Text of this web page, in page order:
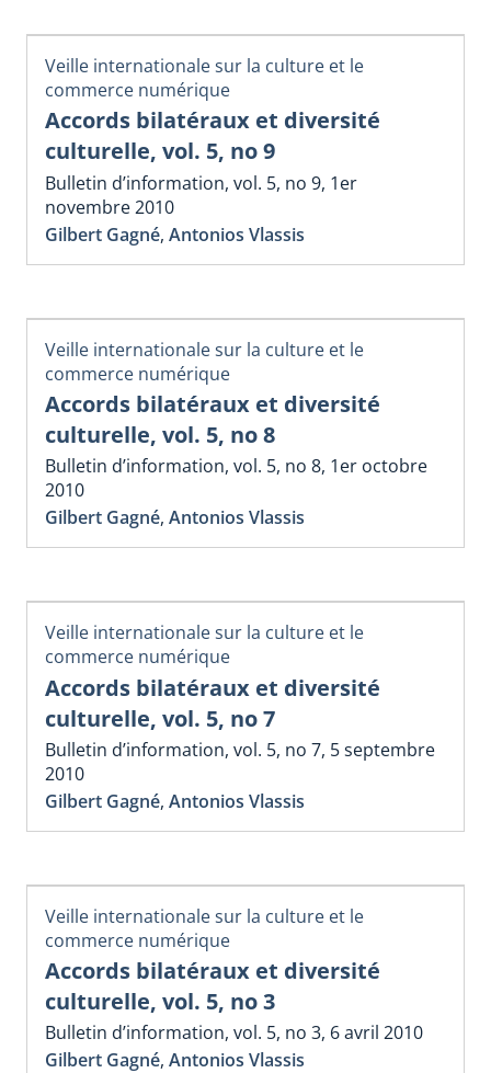
Veille internationale sur la culture et le
commerce numérique
Accords bilatéraux et diversité
culturelle, vol. 5, no 9
Bulletin d’information, vol. 5, no 9, 1er
novembre 2010
Gilbert Gagné, Antonios Vlassis
Veille internationale sur la culture et le
commerce numérique
Accords bilatéraux et diversité
culturelle, vol. 5, no 8
Bulletin d’information, vol. 5, no 8, 1er octobre
2010
Gilbert Gagné, Antonios Vlassis
Veille internationale sur la culture et le
commerce numérique
Accords bilatéraux et diversité
culturelle, vol. 5, no 7
Bulletin d’information, vol. 5, no 7, 5 septembre
2010
Gilbert Gagné, Antonios Vlassis
Veille internationale sur la culture et le
commerce numérique
Accords bilatéraux et diversité
culturelle, vol. 5, no 3
Bulletin d’information, vol. 5, no 3, 6 avril 2010
Gilbert Gagné, Antonios Vlassis